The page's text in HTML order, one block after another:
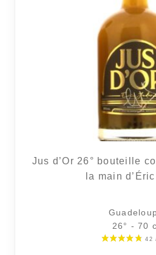
Jus d’Or 26° bouteille
la main
26° - 70